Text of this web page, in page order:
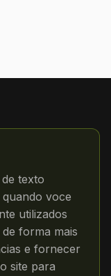
texto
voce
utilizados
forma mais
e fornecer
site para